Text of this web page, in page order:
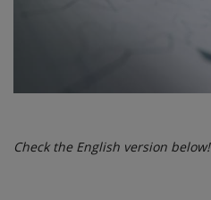
Check the English version below!